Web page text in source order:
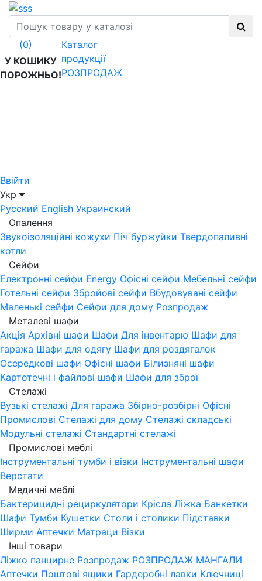
(0)
У КОШИКУ
ПОРОЖНЬО!
Каталог
продукції
РОЗПРОДАЖ
Ввійти
Укр
Русский English Украинский
Опалення
Звукоізоляційні кожухи Піч буржуйки Твердопаливні
котли
Сейфи
Електронні сейфи Energy Офісні сейфи Мебельні сейфи
Готельні сейфи Збройові сейфи Вбудовувані сейфи
Маленькі сейфи Сейфи для дому Розпродаж
Металеві шафи
Акція Архівні шафи Шафи Для інвентарю Шафи для
гаража Шафи для одягу Шафи для роздягалок
Осередкові шафи Офісні шафи Білизняні шафи
Картотечні і файлові шафи Шафи для зброї
Стелажі
Вузькі стелажі Для гаража Збірно-розбірні Офісні
Промислові Стелажі для дому Стелажі складські
Модульні стелажі Стандартні стелажі
Промислові меблі
Інструментальні тумби і візки Інструментальні шафи
Верстати
Медичні меблі
Бактерицидні рециркулятори Крісла Ліжка Банкетки
Шафи Тумби Кушетки Столи і столики Підставки
Ширми Аптечки Матраци Візки
Інші товари
Ліжко панцирне Розпродаж РОЗПРОДАЖ МАНГАЛИ
Аптечки Поштові ящики Гардеробні лавки Ключниці